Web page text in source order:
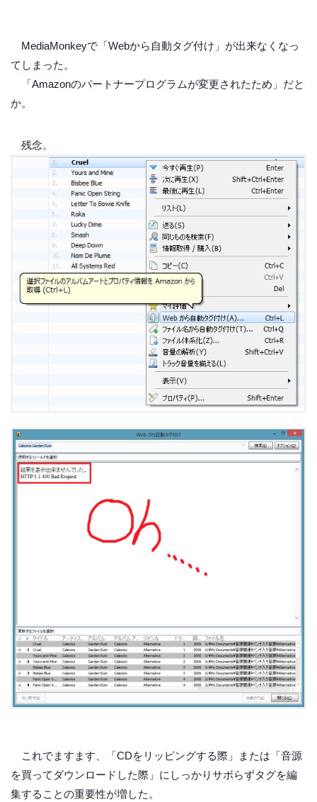
MediaMonkeyで「Webから自動タグ付け」が出来なくなっ
てしまった。
「Amazonのパートナープログラムが変更されたため」だと
か。
残念。
これでますます、「CDをリッピングする際」または「音源
を買ってダウンロードした際」にしっかりサボらずタグを編
集することの重要性が増した。